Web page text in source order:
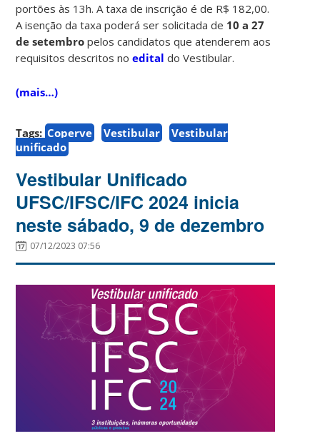
portões às 13h. A taxa de inscrição é de R$ 182,00.
A isenção da taxa poderá ser solicitada de 10 a 27
de setembro pelos candidatos que atenderem aos
requisitos descritos noedital do Vestibular.
(mais…)
Tags: Coperve Vestibular
Vestibular
unificado
Vestibular Unificado
UFSC/IFSC/IFC 2024 inicia
neste sábado, 9 de dezembro
07/12/2023 07:56